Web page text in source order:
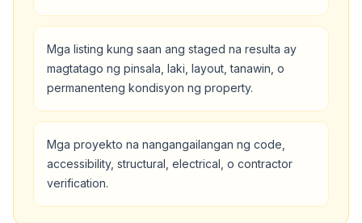
Mga listing kung saan ang staged na resulta ay
magtatago ng pinsala, laki, layout, tanawin, o
permanenteng kondisyon ng property.
Mga proyekto na nangangailangan ng code,
accessibility, structural, electrical, o contractor
verification.